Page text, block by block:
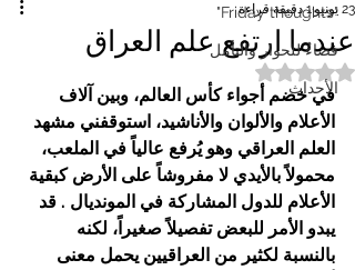
"Friday thoughts"
فضاءٌ للحوار والتأمل
الأحداث
عندما ارتفع علم العراق
23 يونيو 1 دقيقة قراءة
تم التقييم بـ ليس رقمًا من أصل 5 نجوم.
في خضم أجواء كأس العالم، وبين آلاف
الأعلام والألوان والأناشيد، استوقفني مشهد
العلم العراقي وهو يُرفع عالياً في الملعب،
محمولاً بالأيدي لا مفروشاً على الأرض كبقية
الأعلام للدول المشاركة في المونديال . قد
يبدو الأمر للبعض تفصيلاً صغيراً، لكنه
بالنسبة لكثير من العراقيين يحمل معنى